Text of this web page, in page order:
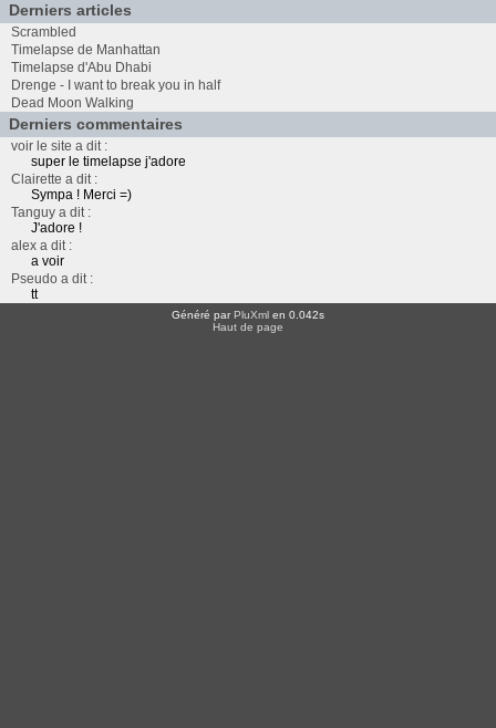
Derniers articles
Scrambled
Timelapse de Manhattan
Timelapse d'Abu Dhabi
Drenge - I want to break you in half
Dead Moon Walking
Derniers commentaires
voir le site a dit :
super le timelapse j'adore
Clairette a dit :
Sympa ! Merci =)
Tanguy a dit :
J'adore !
alex a dit :
a voir
Pseudo a dit :
tt
Généré parPluXml en 0.042s
Haut de page